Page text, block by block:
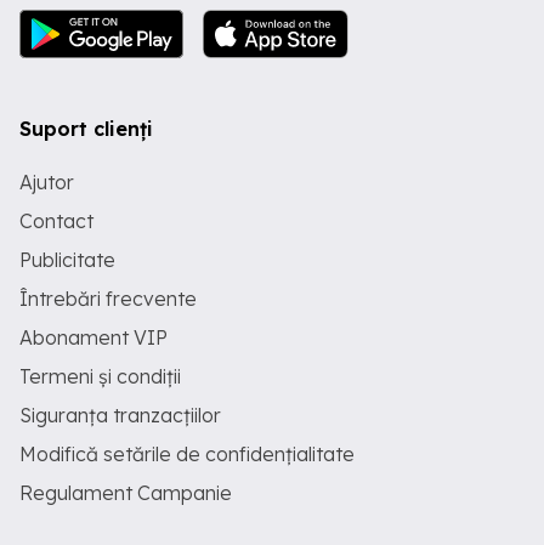
Suport clienți
Ajutor
Contact
Publicitate
Întrebări frecvente
Abonament VIP
Termeni și condiții
Siguranța tranzacțiilor
Modifică setările de confidențialitate
Regulament Campanie